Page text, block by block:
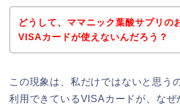
どうして、ママニック葉酸サプリの
VISAカードが使えないんだろう？
この現象は、私だけではないと思う
利用できているVISAカードが、なぜ